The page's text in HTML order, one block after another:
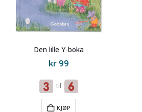
Den lille Y-boka
kr99
til
KJØP